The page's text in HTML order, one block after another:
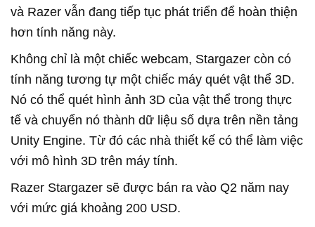
và Razer vẫn đang tiếp tục phát triển để hoàn thiện
hơn tính năng này.
Không chỉ là một chiếc webcam, Stargazer còn có
tính năng tương tự một chiếc máy quét vật thể 3D.
Nó có thể quét hình ảnh 3D của vật thể trong thực
tế và chuyển nó thành dữ liệu số dựa trên nền tảng
Unity Engine. Từ đó các nhà thiết kế có thể làm việc
với mô hình 3D trên máy tính.
Razer Stargazer sẽ được bán ra vào Q2 năm nay
với mức giá khoảng 200 USD.